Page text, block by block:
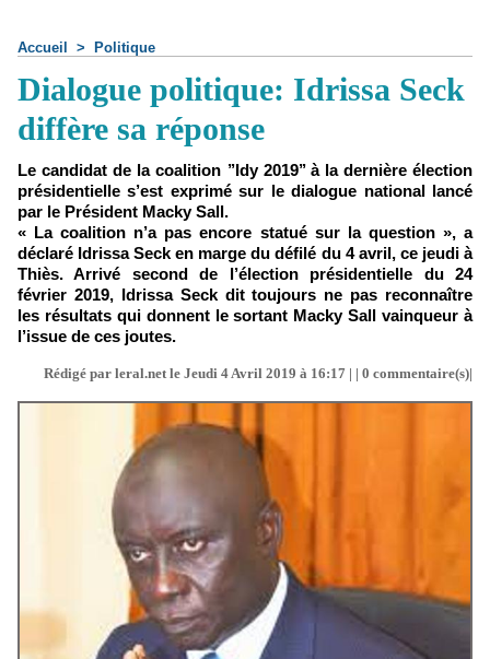
Accueil > Politique
Dialogue politique: Idrissa Seck
diffère sa réponse
Le candidat de la coalition ’’Idy 2019’’ à la dernière élection
présidentielle s’est exprimé sur le dialogue national lancé
par le Président Macky Sall.
« La coalition n’a pas encore statué sur la question », a
déclaré Idrissa Seck en marge du défilé du 4 avril, ce jeudi à
Thiès. Arrivé second de l’élection présidentielle du 24
février 2019, Idrissa Seck dit toujours ne pas reconnaître
les résultats qui donnent le sortant Macky Sall vainqueur à
l’issue de ces joutes.
Rédigé par leral.net le Jeudi 4 Avril 2019 à 16:17 | | 0 commentaire(s)|